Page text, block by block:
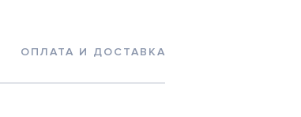
ОПЛАТА И ДОСТАВКА